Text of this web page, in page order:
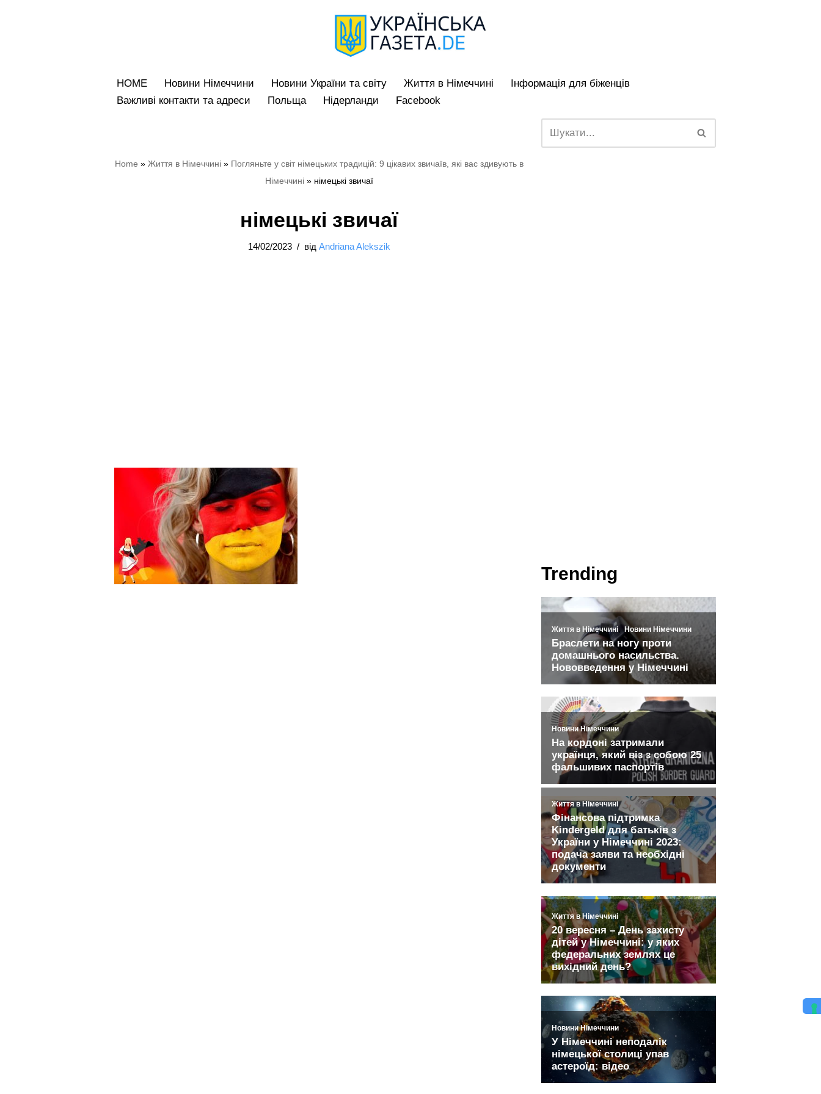
HOME
Новини Німеччини Hовини України та світу Життя в Німеччині
Iнформація для біженців
Bажливі контакти та адреси
Польща Нідерланди Facebook
Home » Життя в Німеччині» Погляньте у світ німецьких традицій: 9 цікавих звичаїв, які вас здивують в
Німеччині» німецькі звичаї
німецькі звичаї
14/02/2023 від Andriana Alekszik
Trending